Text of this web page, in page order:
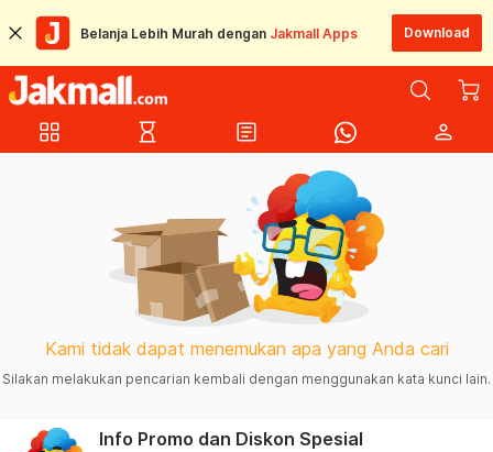
Belanja Lebih Murah dengan Jakmall Apps Download
grid_view hourglass_empty article person
Kami tidak dapat menemukan apa yang Anda cari
Silakan melakukan pencarian kembali dengan menggunakan kata kunci lain.
Info Promo dan Diskon Spesial